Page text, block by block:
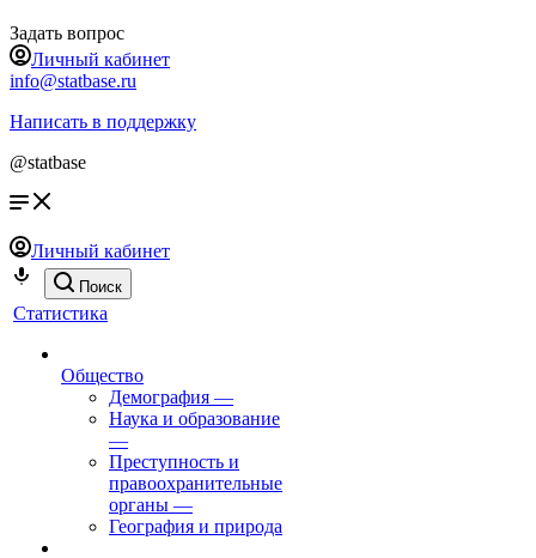
Задать вопрос
Личный кабинет
info@statbase.ru
Написать в поддержку
@statbase
Личный кабинет
Поиск
Статистика
Общество
Демография —
Наука и образование
—
Преступность и
правоохранительные
органы —
География и природа